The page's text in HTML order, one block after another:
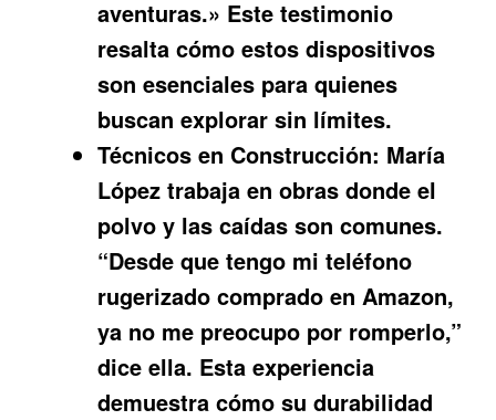
aventuras.» Este testimonio
resalta cómo estos dispositivos
son esenciales para quienes
buscan explorar sin límites.
Técnicos en Construcción: María
López trabaja en obras donde el
polvo y las caídas son comunes.
“Desde que tengo mi teléfono
rugerizado comprado en Amazon,
ya no me preocupo por romperlo,”
dice ella. Esta experiencia
demuestra cómo su durabilidad